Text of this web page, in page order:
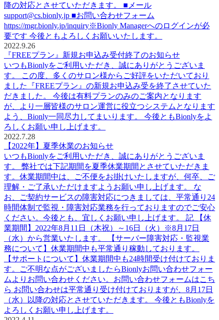
降の対応とさせていただきます。 ■メール
support@cs.bionly.jp ■お問い合わせフォーム
https://mgr.bionly.jp/inquiry※Bionly Managerへのログインが必
要です 今後ともよろしくお願いいたします。
2022.9.26
『FREEプラン』新規お申込み受付終了のお知らせ
いつもBionlyをご利用いただき、誠にありがとうございま
す。 この度、多くのサロン様からご好評をいただいており
ました『FREEプラン』の新規お申込み受を終了させていた
だきました。 今後は有料プランのみのご案内となります
が、より一層皆様のサロン運営に役立つシステムとなります
よう、Bionly一同尽力してまいります。 今後ともBionlyをよ
ろしくお願い申し上げます。
2022.7.28
【2022年】夏季休業のお知らせ
いつもBionlyをご利用いただき、誠にありがとうございま
す。 弊社では下記期間を夏季休業期間とさせていただきま
す。休業期間中は、ご不便をお掛けいたしますが、何卒、ご
理解・ご了承いただけますようお願い申し上げます。 な
お、ご契約サービスの障害対応につきましては、平常通り24
時間体制で監視・障害対応業務を行っておりますのでご安心
ください。今後とも、宜しくお願い申し上げます。 記 【休
業期間】2022年8月11日（木祝）～16日（火）※8月17日
（水）から営業いたします。 【サーバー障害対応・監視業
務について】休業期間中も平常通り稼動しております。
【サポートについて】休業期間中も24時間受け付けておりま
す。ご不明な点がございましたらBionlyお問い合わせフォー
ムよりお問い合わせください。お問い合わせフォームはこち
ら お問い合わせは平常通り受け付けておりますが、8月17日
（水）以降の対応とさせていただきます。 今後ともBionlyを
よろしくお願い申し上げます。